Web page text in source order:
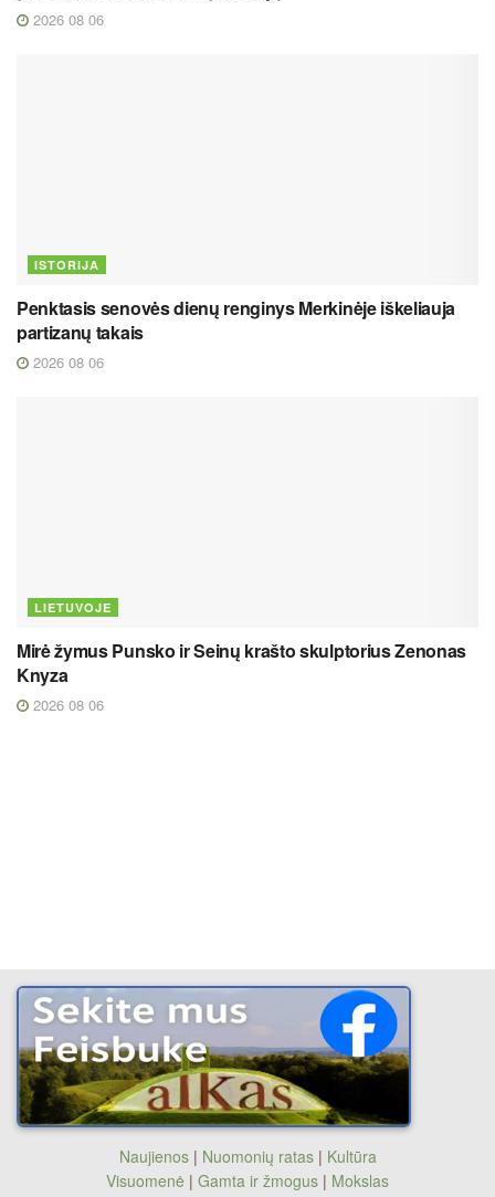
2026 08 06
ISTORIJA
Penktasis senovės dienų renginys Merkinėje iškeliauja
partizanų takais
2026 08 06
LIETUVOJE
Mirė žymus Punsko ir Seinų krašto skulptorius Zenonas
Knyza
2026 08 06
Naujienos| Nuomonių ratas| Kultūra
Visuomenė | Gamta ir žmogus | Mokslas